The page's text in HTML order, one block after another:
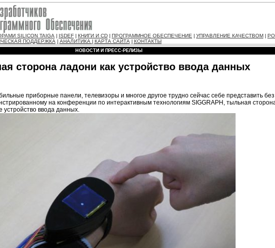
SILICON TAIGA ISDEF КНИГИ И CD ПРОГРАММНОЕ ОБЕСПЕЧЕНИЕ УПРАВЛЕНИЕ КАЧЕСТВОМ
ПОДДЕРЖКА| АНАЛИТИКА КАРТА САЙТА| КОНТАКТЫ
НОВОСТИ И ПРЕСС-РЕЛИЗЫ
сторона ладони как устройство ввода данных
приборные панели, телевизоры и многое другое трудно сейчас себе представить
на конференции по интерактивным технологиям SIGGRAPH, тыльная
ввода данных.